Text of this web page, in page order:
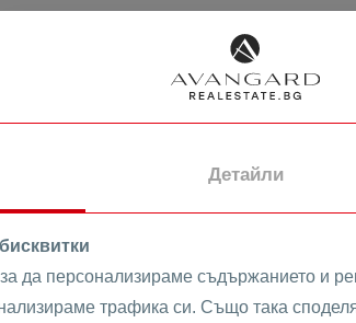
Детайли
да персонализираме съдържанието и
трафика си. Също така